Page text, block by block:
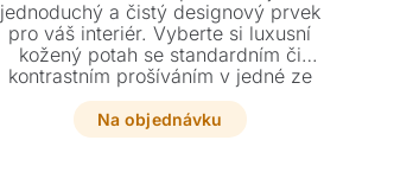
jednoduchý a čistý designový prvek
pro váš interiér. Vyberte si luxusní
kožený potah se standardním či
kontrastním prošíváním v jedné ze
dvou dostupných výšek.
Na objednávku